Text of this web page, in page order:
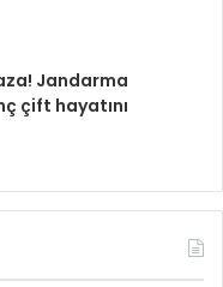
Jandarma
çift hayatını